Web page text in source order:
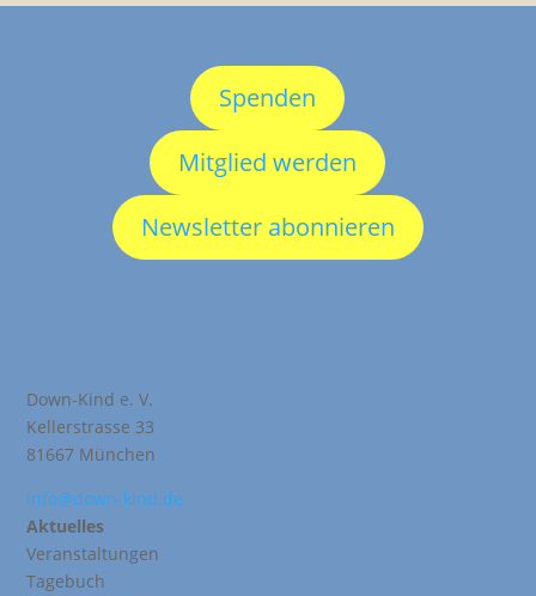
Spenden
Mitglied werden
Newsletter abonnieren
Down-Kind e. V.
Kellerstrasse 33
81667 München
info@down-kind.de
Aktuelles
Veranstaltungen
Tagebuch